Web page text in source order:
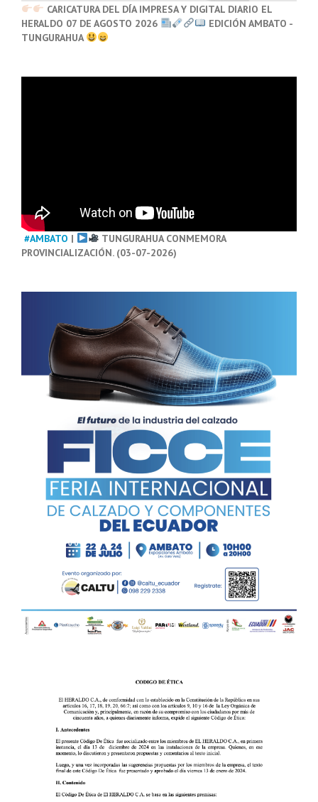
CARICATURA DEL DÍA IMPRESA Y DIGITAL DIARIO EL
HERALDO 07 DE AGOSTO 2026
EDICIÓN AMBATO -
TUNGURAHUA
#AMBATO |
TUNGURAHUA CONMEMORA
PROVINCIALIZACIÓN. (03-07-2026)